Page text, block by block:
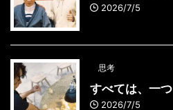
2026/7/5
思考
すべては、一つ
2026/7/5